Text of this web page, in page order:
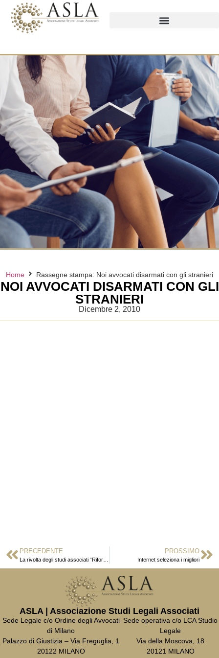
Home Rassegne stampa: Noi avvocati disarmati con gli stranieri
NOI AVVOCATI DISARMATI CON GLI
STRANIERI
Dicembre 2, 2010
PRECEDENTE PROSSIMO
Internet seleziona i migliori
ASLA | Associazione Studi Legali Associati
Sede Legale c/o Ordine degli Avvocati
di Milano
Palazzo di Giustizia – Via Freguglia, 1
20122 MILANO
Sede operativa c/o LCA Studio
Legale
Via della Moscova, 18
20121 MILANO